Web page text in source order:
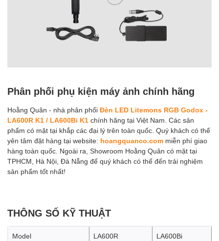
Phân phối phụ kiện máy ảnh chính hãng
Hoằng Quân - nhà phân phối Đèn LED Litemons RGB Godox -
LA600R K1 / LA600Bi K1 chính hãng tại Việt Nam. Các sản
phẩm có mặt tại khắp các đại lý trên toàn quốc. Quý khách có thể
yên tâm đặt hàng tại website: hoangquanco.com miễn phí giao
hàng toàn quốc. Ngoài ra, Showroom Hoằng Quân có mặt tại
TPHCM, Hà Nội, Đà Nẵng để quý khách có thể đến trải nghiệm
sản phẩm tốt nhất!
THÔNG SỐ KỸ THUẬT
Model LA600R LA600Bi